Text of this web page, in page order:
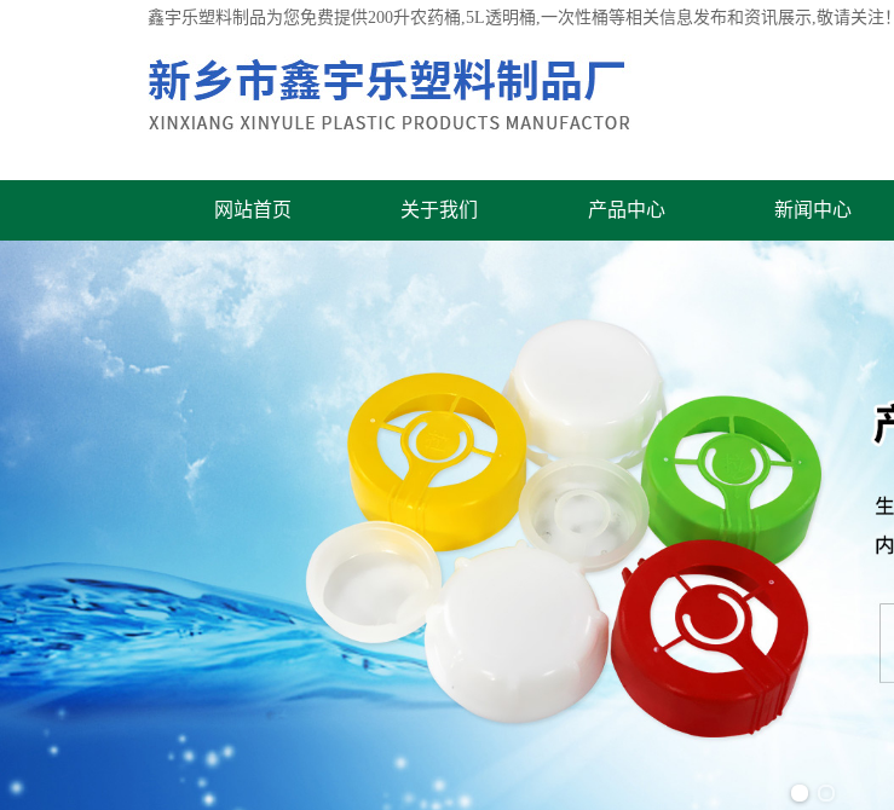
鑫宇乐塑料制品为您免费提供200升农药桶,5L透明桶,一次性桶等相关信息发布和资讯展示,敬请关注！
网站首页 关于我们 产品中心 新闻中心